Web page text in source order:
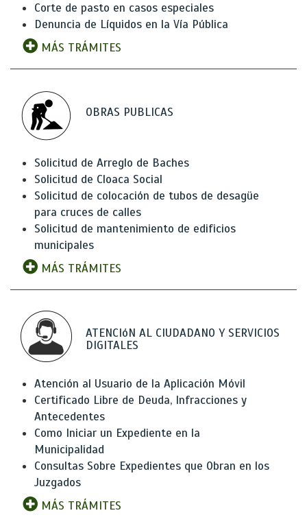
Corte de pasto en casos especiales
Denuncia de Líquidos en la Vía Pública
MÁS TRÁMITES
OBRAS PUBLICAS
Solicitud de Arreglo de Baches
Solicitud de Cloaca Social
Solicitud de colocación de tubos de desagüe
para cruces de calles
Solicitud de mantenimiento de edificios
municipales
MÁS TRÁMITES
ATENCIóN AL CIUDADANO Y SERVICIOS
DIGITALES
Atención al Usuario de la Aplicación Móvil
Certificado Libre de Deuda, Infracciones y
Antecedentes
Como Iniciar un Expediente en la
Municipalidad
Consultas Sobre Expedientes que Obran en los
Juzgados
MÁS TRÁMITES